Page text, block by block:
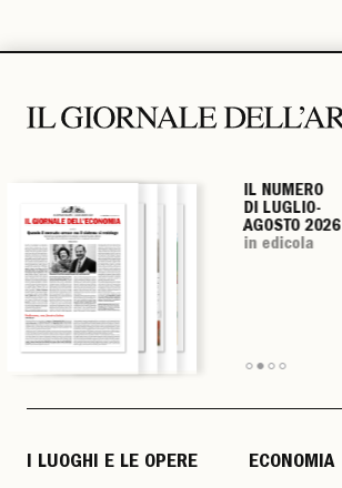
IL NUMERO
DI LUGLIO-
AGOSTO 2026
in edicola
IL NUMERO
DI LUGLIO-
AGOSTO 2026
in edicola
IL NUMERO
DI LUGLIO-
AGOSTO 2026
in edicola
IL NUMERO
DI LUGLIO-
AGOSTO 2026
in edicola
I LUOGHI E LE OPERE ECONOMIA